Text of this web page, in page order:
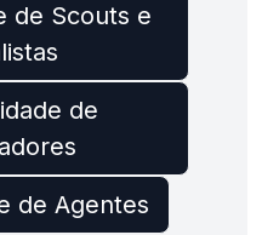
de Scouts e
de
de Agentes